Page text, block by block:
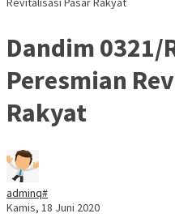
Dandim 0321/
Peresmian
Rakyat
adminq#
Kamis, 18 Juni 2020